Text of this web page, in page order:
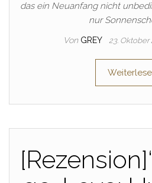
das ein Neuanfang nicht
nur
Von GREY 23. Oktober